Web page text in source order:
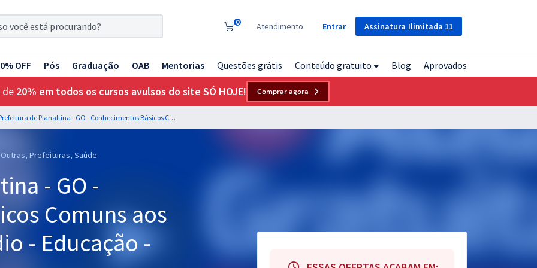
Assinatura Ilimitada 11
0 Atendimento Entrar
OFF Pós Graduação OAB Mentorias Questões grátis Conteúdo gratuito Blog Aprovados
de 20% em todos os cursos avulsos do site SÓ HOJE! Comprar agora
Prefeitura de Planaltina - GO - Conhecimentos Básicos Comuns aos cargos de Nível Médio - Educação - Equipe Gran
Prefeituras, Saúde
- GO -
Comuns aos
- Educação -